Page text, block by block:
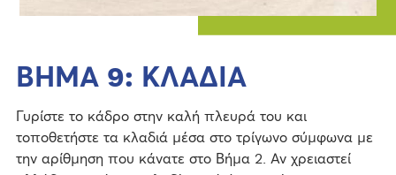
ΒΗΜΑ 9: ΚΛΑΔΙΑ
Γυρίστε το κάδρο στην καλή πλευρά του και
τοποθετήστε τα κλαδιά μέσα στο τρίγωνο σύμφωνα με
την αρίθμηση που κάνατε στο Βήμα 2. Αν χρειαστεί